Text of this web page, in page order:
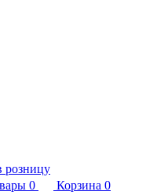
0 Корзина 0